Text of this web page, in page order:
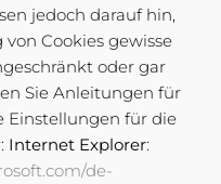
jedoch darauf hin,
Cookies gewisse
oder gar
Sie Anleitungen für
Einstellungen für die
Internet Explorer:
de-